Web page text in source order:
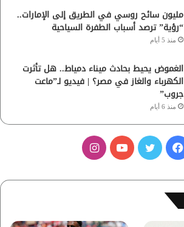
مليون سائح روسي في الطريق إلى الإمارات..
“رؤية” ترصد أسباب الطفرة السياحية
منذ 5 أيام
الغموض يحيط بحادث ميناء دمياط.. هل تأثرت
الكهرباء والغاز في مصر؟ | فيديو لـ”ماعت
جروب”
منذ 6 أيام
س
ب
ي
ت